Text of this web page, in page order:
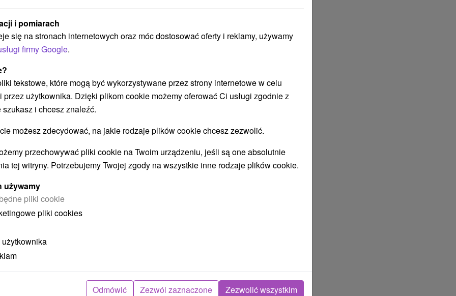
2027 2027
6 noce 7 noce 8 noce
309.00 zł
309.00 złWybierz datę
309.00 złWybierz datę
»
i pomiarach
się na stronach internetowych oraz móc dostosować oferty i reklamy, używamy
firmy Google.
tekstowe, które mogą być wykorzystywane przez strony internetowe w celu
przez użytkownika. Dzięki plikom cookie możemy oferować Ci usługi zgodnie z
i chcesz znaleźć.
możesz zdecydować, na jakie rodzaje plików cookie chcesz zezwolić.
przechowywać pliki cookie na Twoim urządzeniu, jeśli są one absolutnie
tej witryny. Potrzebujemy Twojej zgody na wszystkie inne rodzaje plików cookie.
używamy
pliki cookie
pliki cookies
Odmówić Zezwól zaznaczone Zezwolić wszystkim